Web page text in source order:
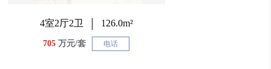
4室2厅2卫 126.0m²
705 万元/套 电话